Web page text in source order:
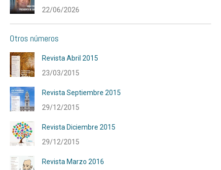
22/06/2026
Otros números
Revista Abril 2015
23/03/2015
Revista Septiembre 2015
29/12/2015
Revista Diciembre 2015
29/12/2015
Revista Marzo 2016